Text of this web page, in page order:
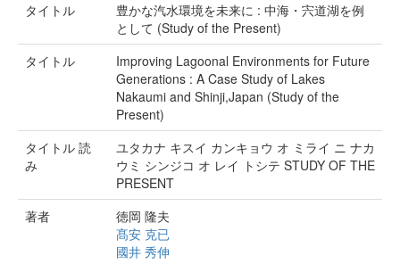
タイトル
豊かな汽水環境を未来に : 中海・宍道湖を例
として (Study of the Present)
タイトル
Improving Lagoonal Environments for Future
Generations : A Case Study of Lakes
Nakaumi and Shinji,Japan (Study of the
Present)
タイトル 読
み
ユタカナ キスイ カンキョウ オ ミライ ニ ナカ
ウミ シンジコ オ レイ トシテ STUDY OF THE
PRESENT
著者
徳岡 隆夫
髙安 克已
國井 秀伸